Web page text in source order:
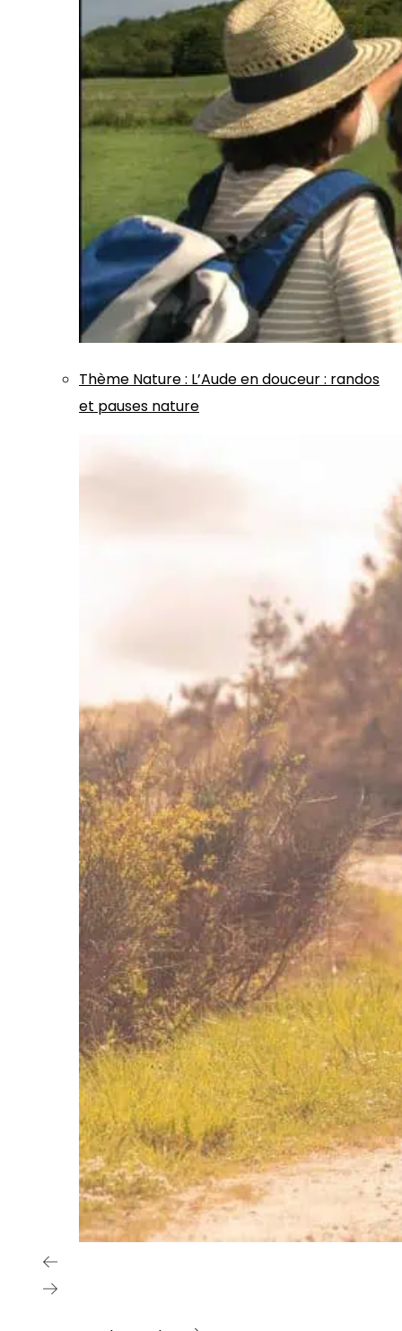
Thème Nature: L’Aude en douceur : randos
et pauses nature